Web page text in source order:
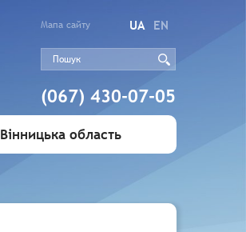
Мапа сайту UA EN
(067) 430-07-05
Вінницька область